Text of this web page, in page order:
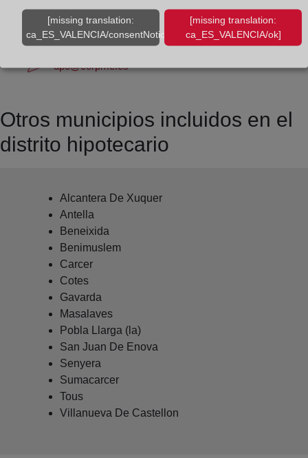
Ana Isabel Llosa Asensi
Delegado de Protección de Datos:
dpo@corpme.es
Otros municipios incluidos en el
distrito hipotecario
Alcantera De Xuquer
Antella
Beneixida
Benimuslem
Carcer
Cotes
Gavarda
Masalaves
Pobla Llarga (la)
San Juan De Enova
Senyera
Sumacarcer
Tous
Villanueva De Castellon
[missing translation:
ca_ES_VALENCIA/consentNotice/learnMore]
[missing translation:
ca_ES_VALENCIA/ok]